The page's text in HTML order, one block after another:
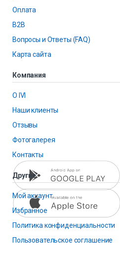
Оплата
B2B
Вопросы и Ответы (FAQ)
Карта сайта
Компания
О IVI
Наши клиенты
Отзывы
Фотогалерея
Контакты
Другие
Мой аккаунт
Избранное
Политика конфиденциальности
Пользовательское соглашение